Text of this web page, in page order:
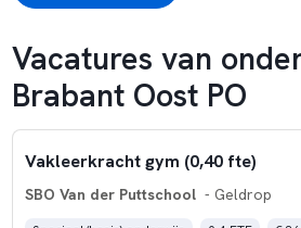
Vacatures van
Brabant Oost PO
Vakleerkracht gym (0,40 fte)
SBO Van der Puttschool - Geldrop